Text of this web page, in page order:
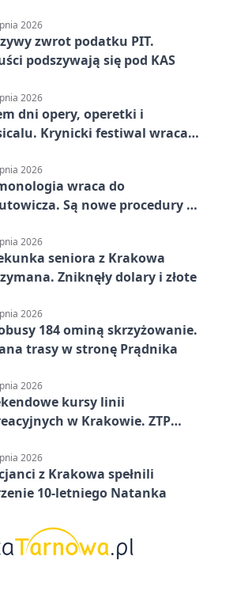
2026
zwrot podatku PIT.
podszywają się pod KAS
2026
dni opery, operetki i
Krynicki festiwal wraca z
2026
wraca do
Są nowe procedury i
2026
seniora z Krakowa
Zniknęły dolary i złote
2026
184 ominą skrzyżowanie.
trasy w stronę Prądnika
2026
kursy linii
w Krakowie. ZTP
2026
z Krakowa spełnili
10-letniego Natanka